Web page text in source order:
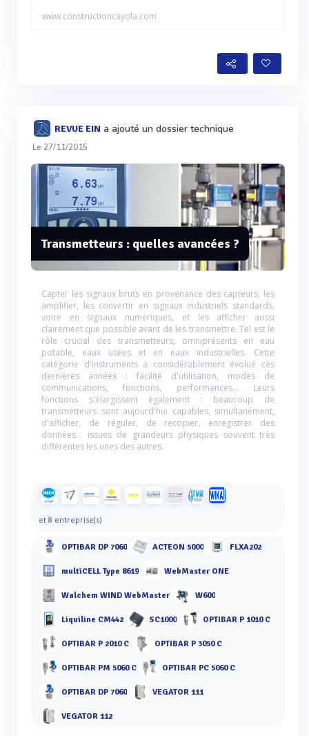
www.constructioncayola.com
REVUE EIN a ajouté un dossier technique
Le 27/11/2015
Transmetteurs : quelles avancées ?
Capter les signaux bruts en provenance des capteurs, les
amplifier, les convertir en signaux industriels standards,
voire en signaux numériques, et les afficher aussi
clairement que possible avant de les transmettre. Tel est le
rôle crucial des transmetteurs, omniprésents en eau
potable, eaux usées et en eaux industrielles. Cette
catégorie d'instruments a considérablement évolué ces
dernières années : facilité d'utilisation, modes de
communications, fonctions, performances... Leurs
fonctions s'élargissent également : beaucoup de
transmetteurs sont aujourd'hui capables, simultanément,
d'afficher, de réguler, de recopier, enregistrer des
données... issues de grandeurs physiques souvent très
différentes les unes des autres.
et 8 entreprise(s)
OPTIBAR DP 7060 ACTEON 5000 FLXA202
multiCELL Type 8619 WebMaster ONE
Walchem WIND WebMaster W600
Liquiline CM442 SC1000 OPTIBAR P 1010 C
OPTIBAR P 2010 C OPTIBAR P 3050 C
OPTIBAR PM 5060 C OPTIBAR PC 5060 C
OPTIBAR DP 7060 VEGATOR 111
VEGATOR 112